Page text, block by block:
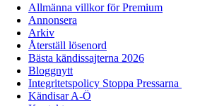
Allmänna villkor för Premium
Annonsera
Arkiv
Återställ lösenord
Bästa kändissajterna 2026
Bloggnytt
Integritetspolicy Stoppa Pressarna
Kändisar A-Ö